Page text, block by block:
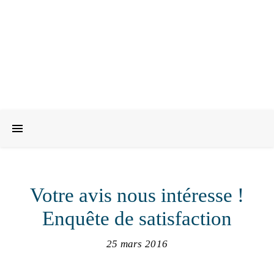
Votre avis nous intéresse !
Enquête de satisfaction
25 mars 2016